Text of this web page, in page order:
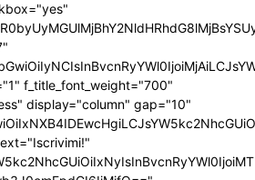
f_title_font_weight="700"
display="column" gap="10"